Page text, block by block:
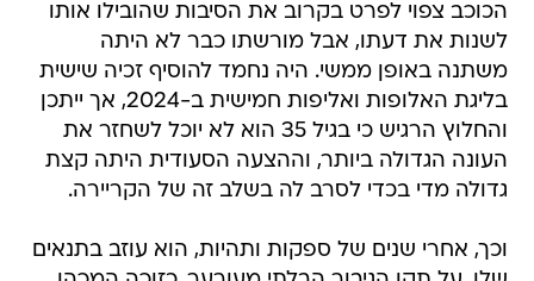
הכוכב צפוי לפרט בקרוב את הסיבות שהובילו אותו
לשנות את דעתו, אבל מורשתו כבר לא היתה
משתנה באופן ממשי. היה נחמד להוסיף זכיה שישית
בליגת האלופות ואליפות חמישית ב-2024, אך ייתכן
והחלוץ הרגיש כי בגיל 35 הוא לא יוכל לשחזר את
העונה הגדולה ביותר, וההצעה הסעודית היתה קצת
גדולה מדי בכדי לסרב לה בשלב זה של הקריירה.
וכך, אחרי שנים של ספקות ותהיות, הוא עוזב בתנאים